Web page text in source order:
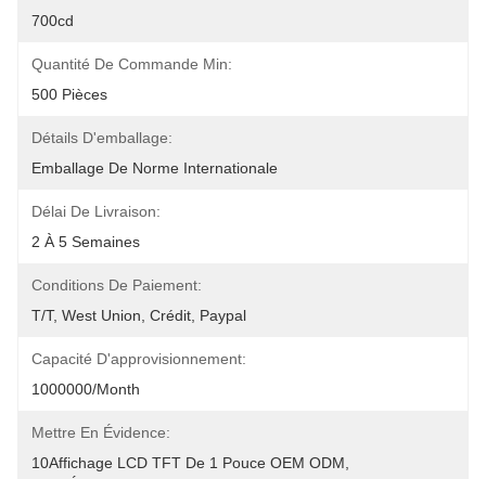
700cd
Quantité De Commande Min:
500 Pièces
Détails D'emballage:
Emballage De Norme Internationale
Délai De Livraison:
2 À 5 Semaines
Conditions De Paiement:
T/T, West Union, Crédit, Paypal
Capacité D'approvisionnement:
1000000/month
Mettre En Évidence:
10Affichage LCD TFT De 1 Pouce OEM ODM